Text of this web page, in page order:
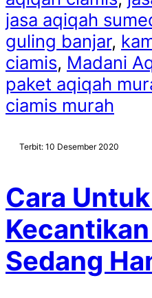
jasa aqiqah
guling banjar,
ciamis, Madani
paket aqiqah
ciamis murah
Terbit: 10 Desember 2020
Cara
Sedang